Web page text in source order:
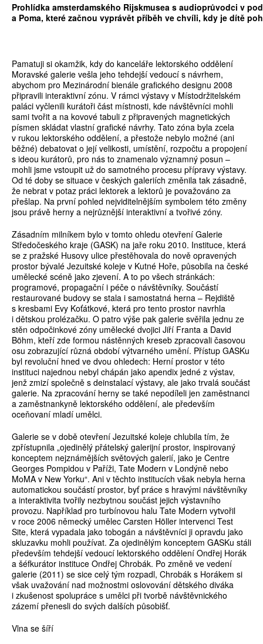
Prohlídka amsterdamského Rijskmusea s audioprůvodci v
a Poma, které začnou vyprávět příběh ve chvíli, kdy je dítě
Pamatuji si okamžik, kdy do kanceláře lektorského oddělení
Moravské galerie vešla jeho tehdejší vedoucí s návrhem,
abychom pro Mezinárodní bienále grafického designu 2008
připravili interaktivní zónu. V rámci výstavy v Místodržitelském
paláci vyčlenili kurátoři část místnosti, kde návštěvníci mohli
sami tvořit a na kovové tabuli z připravených magnetických
písmen skládat vlastní grafické návrhy. Tato zóna byla zcela
v rukou lektorského oddělení, a přestože nebylo možné (ani
běžné) debatovat o její velikosti, umístění, rozpočtu a propojení
s ideou kurátorů, pro nás to znamenalo významný posun –
mohli jsme vstoupit už do samotného procesu přípravy výstavy.
Od té doby se situace v českých galeriích změnila tak zásadně,
že nebrat v potaz práci lektorek a lektorů je považováno za
přešlap. Na první pohled nejviditelnějším symbolem této změny
jsou právě herny a nejrůznější interaktivní a tvořivé zóny.
Zásadním milníkem bylo v tomto ohledu otevření Galerie
Středočeského kraje (GASK) na jaře roku 2010. Instituce, která
se z pražské Husovy ulice přestěhovala do nově opravených
prostor bývalé Jezuitské koleje v Kutné Hoře, působila na české
umělecké scéně jako zjevení. A to po všech stránkách:
programové, propagační i péče o návštěvníky. Součástí
restaurované budovy se stala i samostatná herna – Rejdiště
s kresbami Evy Koťátkové, která pro tento prostor navrhla
i dětskou prolézačku. O patro výše pak galerie svěřila jednu ze
stěn odpočinkové zóny umělecké dvojici Jiří Franta a David
Böhm, kteří zde formou nástěnných kreseb zpracovali časovou
osu zobrazující různá období výtvarného umění. Přístup GASKu
byl revoluční hned ve dvou ohledech: Herní prostor v této
instituci najednou nebyl chápán jako apendix jedné z výstav,
jenž zmizí společně s deinstalací výstavy, ale jako trvalá součást
galerie. Na zpracování herny se také nepodíleli jen zaměstnanci
a zaměstnankyně lektorského oddělení, ale především
oceňovaní mladí umělci.
Galerie se v době otevření Jezuitské koleje chlubila tím, že
zpřístupnila „ojedinělý přátelský galerijní prostor, inspirovaný
konceptem nejznámějších světových galerií, jako je Centre
Georges Pompidou v Paříži, Tate Modern v Londýně nebo
MoMA v New Yorku“. Ani v těchto institucích však nebyla herna
automatickou součástí prostor, byť práce s hravými návštěvníky
a interaktivita tvořily nezbytnou součást jejich výstavního
provozu. Například pro turbínovou halu Tate Modern vytvořil
v roce 2006 německý umělec Carsten Höller intervenci Test
Site, která vypadala jako tobogán a návštěvníci ji opravdu jako
skluzavku mohli používat. Za ojedinělým konceptem GASKu stáli
především tehdejší vedoucí lektorského oddělení Ondřej Horák
a šéfkurátor instituce Ondřej Chrobák. Po změně ve vedení
galerie (2011) se sice celý tým rozpadl, Chrobák s Horákem si
však uvažování nad možnostmi oslovování dětského diváka
i zkušenost spolupráce s umělci při tvorbě návštěvnického
zázemí přenesli do svých dalších působišť.
Vlna se šíří